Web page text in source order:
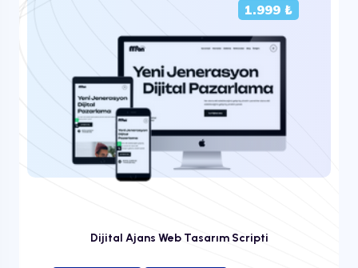
1.999 ₺
Dijital Ajans Web Tasarım Scripti